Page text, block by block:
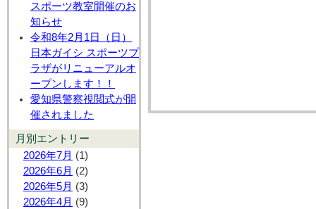
スポーツ教室開催のお
知らせ
令和8年2月1日（日）
日本ガイシ スポーツプ
ラザがリニューアルオ
ープンします！！
愛知県警察視閲式が開
催されました
月別エントリー
2026年7月 (1)
2026年6月 (2)
2026年5月 (3)
2026年4月 (9)